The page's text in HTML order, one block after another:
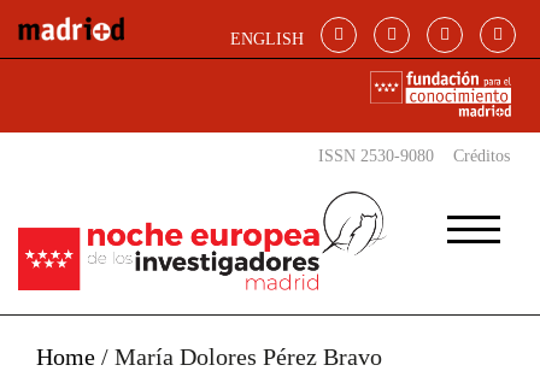
ENGLISH
ISSN 2530-9080 Créditos
Home / María Dolores Pérez Bravo